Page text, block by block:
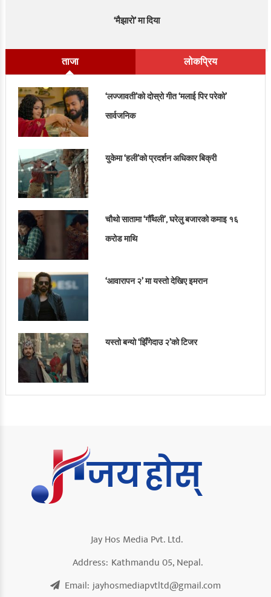
‘मैझारो’ मा दिया
ताजा लोकप्रिय
‘लज्जावती’को दोस्रो गीत ‘मलाई पिर परेको’
सार्वजनिक
युकेमा ‘हली’को प्रदर्शन अधिकार बिक्री
चौथो सातामा ‘गौँथली’, घरेलु बजारको कमाइ १६
करोड माथि
‘आवारापन २’ मा यस्तो देखिए इमरान
यस्तो बन्यो ‘झिँगेदाउ २’को टिजर
Jay Hos Media Pvt. Ltd.
Address: Kathmandu 05, Nepal.
Email: jayhosmediapvtltd@gmail.com